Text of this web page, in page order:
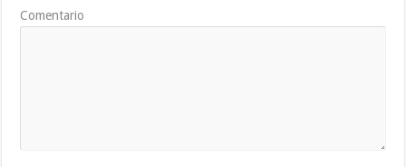
Comentario